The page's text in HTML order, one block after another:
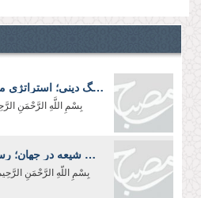
ارتقاء فرهنگ دینی؛ استراتژی مقابله با هجوم فرهنگی دشمن
بِسْمِ اللَّهِ الرَّحْمَنِ
معرفی انقلاب اسلامی و ترویج معارف شیعه در جهان؛ رسالت سفرا و رایزنان فرهنگی
بِسْمِ اللّهِ الرَّحْمَنِ